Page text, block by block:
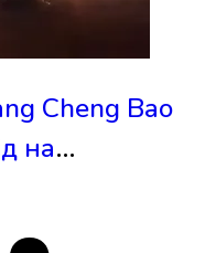
Cheng Bao
на